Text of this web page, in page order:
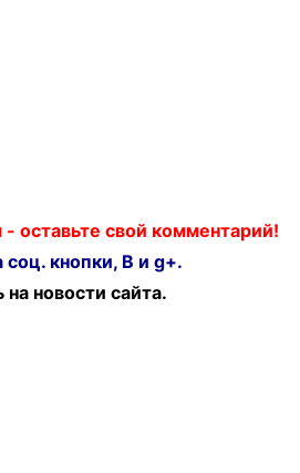
оставьте свой комментарий!
кнопки, В и g+.
новости сайта.